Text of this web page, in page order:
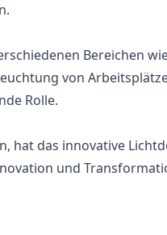
Bereichen
von
Rolle.
hat das innovative
und